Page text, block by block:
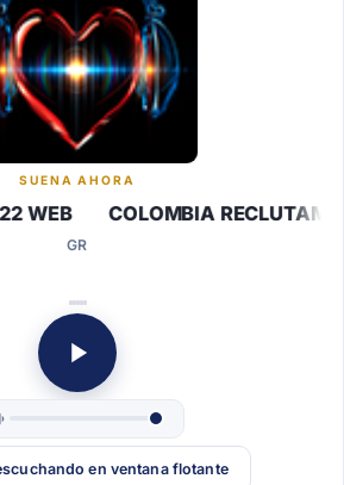
SUENA AHORA
WEB COLOMBIA
GR
en ventana flotante